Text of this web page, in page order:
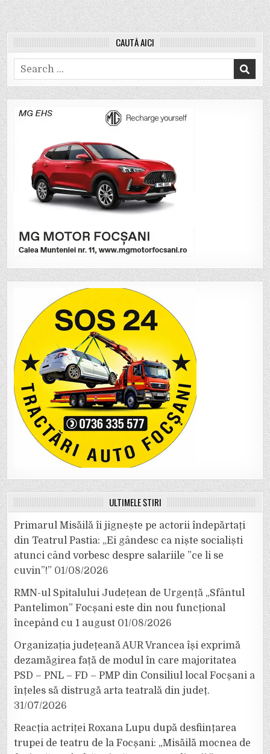
CAUTĂ AICI
Search
for:
ULTIMELE ȘTIRI
Primarul Misăilă îi jignește pe actorii îndepărtați
din Teatrul Pastia: „Ei gândesc ca niște socialiști
atunci când vorbesc despre salariile ”ce li se
cuvin”!” 01/08/2026
RMN-ul Spitalului Județean de Urgență „Sfântul
Pantelimon” Focșani este din nou funcțional
începând cu 1 august 01/08/2026
Organizația județeană AUR Vrancea își exprimă
dezamăgirea față de modul în care majoritatea
PSD – PNL – FD – PMP din Consiliul local Focșani a
înțeles să distrugă arta teatrală din județ.
31/07/2026
Reacția actriței Roxana Lupu după desființarea
trupei de teatru de la Focșani: „Misăilă mocnea de